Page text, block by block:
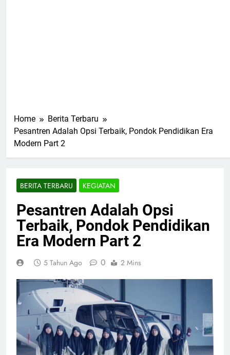
Home
Berita Terbaru
Pesantren Adalah Opsi Terbaik, Pondok Pendidikan Era
Modern Part 2
BERITA TERBARU KEGIATAN
Pesantren Adalah Opsi
Terbaik, Pondok Pendidikan
Era Modern Part 2
5 Tahun Ago 0 2 Mins